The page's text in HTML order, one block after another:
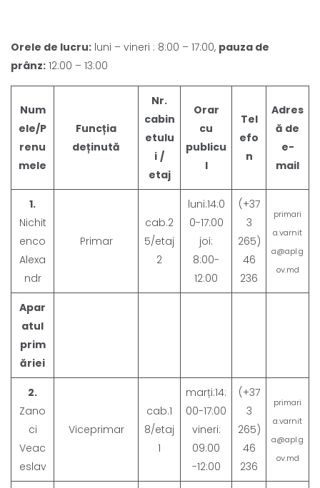
Orele de lucru: luni – vineri : 8:00 – 17:00, pauza de
prânz: 12:00 – 13:00
Num
ele/P
renu
mele
Funcția
deținută
Nr.
cabin
etulu
i /
etaj
Orar
cu
publicu
l
Tel
efo
n
Adres
ă de
e-
mail
1.
Nichit
enco
Alexa
ndr
Primar
cab.2
5/etaj
2
luni:14:0
0-17:00
joi:
8:00-
12:00
(+37
3
265)
46
236
primari
a.varnit
a@apl.g
ov.md
Apar
atul
prim
ăriei
2.
Zano
ci
Veac
eslav
Viceprimar
cab.1
8/etaj
1
marți:14:
00-17:00
vineri:
09:00
-12:00
(+37
3
265)
46
236
primari
a.varnit
a@apl.g
ov.md